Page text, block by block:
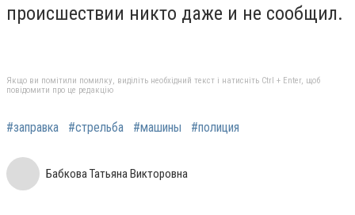
происшествии никто даже и не сообщил.
Якщо ви помітили помилку, виділіть необхідний текст і натисніть Ctrl + Enter, щоб
повідомити про це редакцію
#заправка #стрельба #машины #полиция
Бабкова Татьяна Викторовна